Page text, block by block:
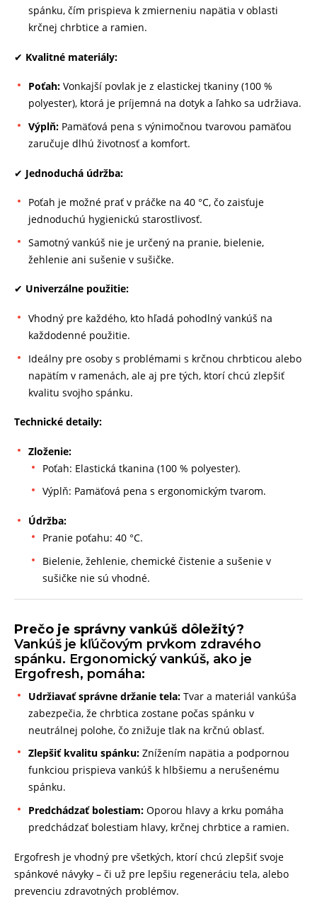
spánku, čím prispieva k zmierneniu napätia v oblasti
krčnej chrbtice a ramien.
✔ Kvalitné materiály:
Poťah: Vonkajší povlak je z elastickej tkaniny (100 %
polyester), ktorá je príjemná na dotyk a ľahko sa udržiava.
Výplň: Pamäťová pena s výnimočnou tvarovou pamäťou
zaručuje dlhú životnosť a komfort.
✔ Jednoduchá údržba:
Poťah je možné prať v práčke na 40 °C, čo zaisťuje
jednoduchú hygienickú starostlivosť.
Samotný vankúš nie je určený na pranie, bielenie,
žehlenie ani sušenie v sušičke.
✔ Univerzálne použitie:
Vhodný pre každého, kto hľadá pohodlný vankúš na
každodenné použitie.
Ideálny pre osoby s problémami s krčnou chrbticou alebo
napätím v ramenách, ale aj pre tých, ktorí chcú zlepšiť
kvalitu svojho spánku.
Technické detaily:
Zloženie:
Poťah: Elastická tkanina (100 % polyester).
Výplň: Pamäťová pena s ergonomickým tvarom.
Údržba:
Pranie poťahu: 40 °C.
Bielenie, žehlenie, chemické čistenie a sušenie v
sušičke nie sú vhodné.
Prečo je správny vankúš dôležitý?
Vankúš je kľúčovým prvkom zdravého
spánku. Ergonomický vankúš, ako je
Ergofresh, pomáha:
Udržiavať správne držanie tela: Tvar a materiál vankúša
zabezpečia, že chrbtica zostane počas spánku v
neutrálnej polohe, čo znižuje tlak na krčnú oblasť.
Zlepšiť kvalitu spánku: Znížením napätia a podpornou
funkciou prispieva vankúš k hlbšiemu a nerušenému
spánku.
Predchádzať bolestiam: Oporou hlavy a krku pomáha
predchádzať bolestiam hlavy, krčnej chrbtice a ramien.
Ergofresh je vhodný pre všetkých, ktorí chcú zlepšiť svoje
spánkové návyky – či už pre lepšiu regeneráciu tela, alebo
prevenciu zdravotných problémov.